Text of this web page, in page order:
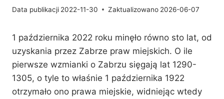
Data publikacji 2022-11-30 Zaktualizowano 2026-06-07
1 października 2022 roku minęło równo sto lat, od
uzyskania przez Zabrze praw miejskich. O ile
pierwsze wzmianki o Zabrzu sięgają lat 1290-
1305, o tyle to właśnie 1 października 1922
otrzymało ono prawa miejskie, widniejąc wtedy